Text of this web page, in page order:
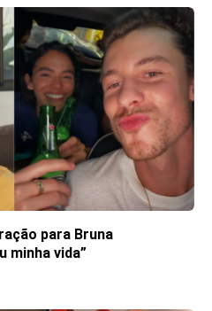
para Bruna
minha vida”